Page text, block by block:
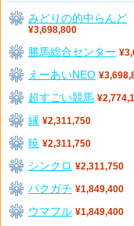
みどりの的中らんど
¥3,698,800
勝馬総合センター
えーあいNEO
超すごい競馬
縁 ¥2,311,750
暁 ¥2,311,750
シンクロ ¥2,311,750
バクガチ ¥1,849,400
ウマフル ¥1,849,400